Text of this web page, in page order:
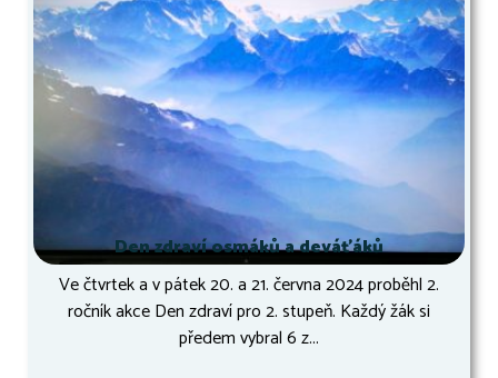
Den zdraví osmáků a deváťáků
Ve čtvrtek a v pátek 20. a 21. června 2024 proběhl 2.
ročník akce Den zdraví pro 2. stupeň. Každý žák si
předem vybral 6 z...